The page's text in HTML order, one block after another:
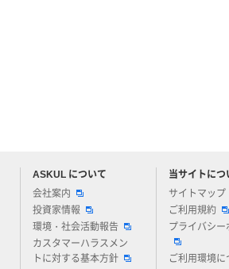
ASKUL について
会社案内
投資家情報
環境・社会活動報告
カスタマーハラスメン
トに対する基本方針
当サイトにつ
サイトマップ
ご利用規約
プライバシー
ご利用環境に
アスクルについてお気軽にご質問ください